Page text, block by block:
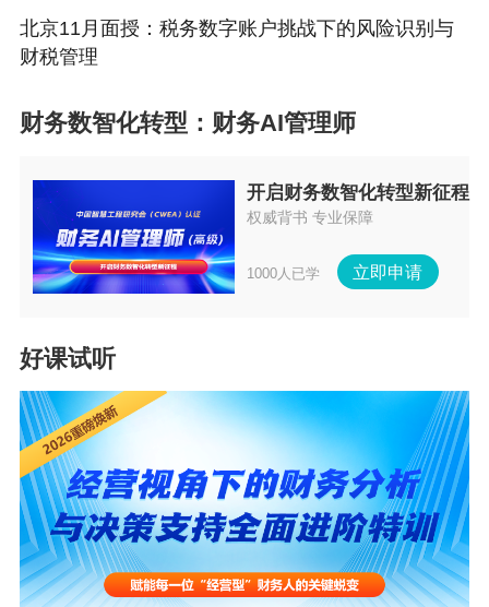
【相关费用】
用）
会员免费 加入会员>>
北京11月面授：税务数字账户挑战下的风险识别与
财税管理
财务数智化转型：财务AI管理师
开启财务数智化转型新征程
权威背书 专业保障
1000人已学 立即申请
好课试听